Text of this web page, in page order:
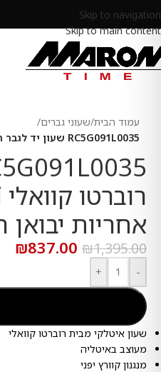
Skip to navigation
Skip to main content
עמוד הבית/שעוני גברים/
RC5G091L0035 שעון יד לגבר רוברטו קוואלי Roberto Cavalli, אחריות יבואן רשמי
אחריות יבואן
₪1,395.00
₪837.00
-
+
שעון איטלקי מבית רוברטו קוואלי
מעוצב באיטליה
מנגנון קוורץ יפני